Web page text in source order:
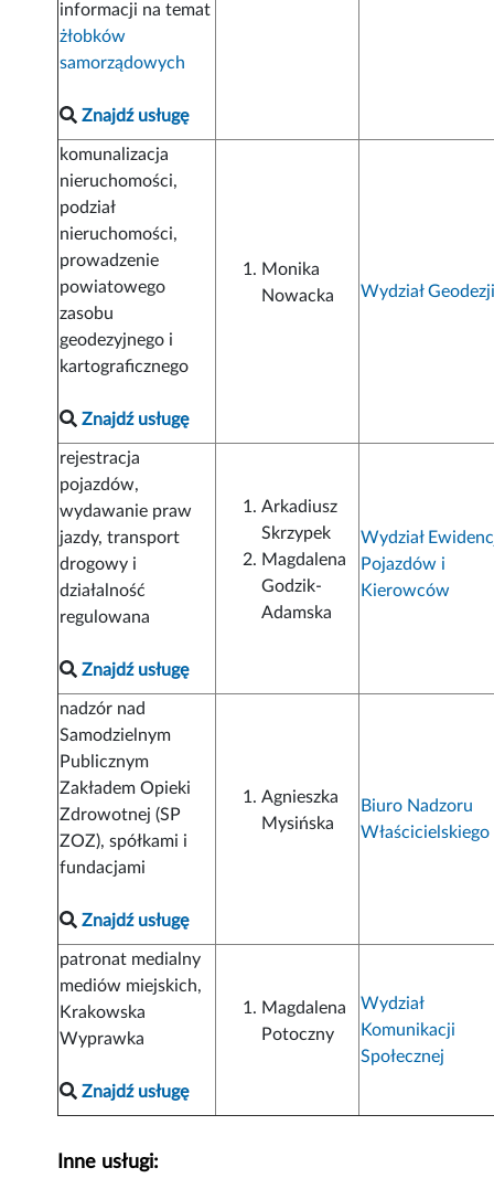
informacji na temat
żłobków
samorządowych
Znajdź usługę
komunalizacja
nieruchomości,
podział
nieruchomości,
prowadzenie
powiatowego
zasobu
geodezyjnego i
kartograficznego
Znajdź usługę
Monika
Nowacka
Wydział
rejestracja
pojazdów,
wydawanie praw
jazdy, transport
drogowy i
działalność
regulowana
Znajdź usługę
Arkadiusz
Skrzypek
Magdalena
Godzik-
Adamska
Wydział
Pojazdów i
Kierowców
nadzór nad
Samodzielnym
Publicznym
Zakładem Opieki
Zdrowotnej (SP
ZOZ), spółkami i
fundacjami
Znajdź usługę
Agnieszka
Mysińska
Biuro Nadzoru
Właścicielskiego
patronat medialny
mediów miejskich,
Krakowska
Wyprawka
Znajdź usługę
Magdalena
Potoczny
Wydział
Komunikacji
Społecznej
Inne usługi: